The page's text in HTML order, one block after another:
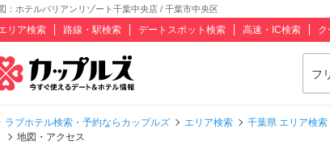
：ホテルバリアンリゾート千葉中央店 / 千葉市中央区
リア検索 路線・駅検索 デートスポット検索 高速・IC検索 ク
フ
ラブホテル検索・予約ならカップルズ エリア検索 千葉県 エリア検索
地図・アクセス